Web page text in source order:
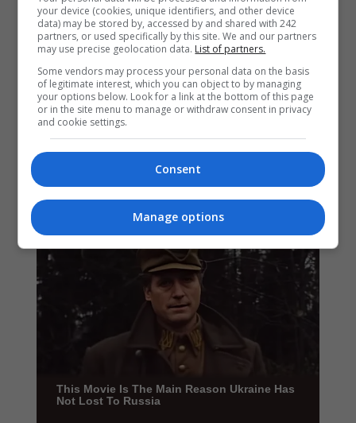
your device (cookies, unique identifiers, and other device
data) may be stored by, accessed by and shared with 242
partners, or used specifically by this site. We and our partners
may use precise geolocation data. List of partners.
Some vendors may process your personal data on the basis
of legitimate interest, which you can object to by managing
your options below. Look for a link at the bottom of this page
or in the site menu to manage or withdraw consent in privacy
and cookie settings.
Consent
Manage options